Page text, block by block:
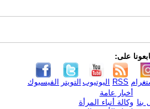
على:
الفيسبوك التويتر اليوتيوب RSS
بنا
أخبار عامة
وكالة أنباء المرأة